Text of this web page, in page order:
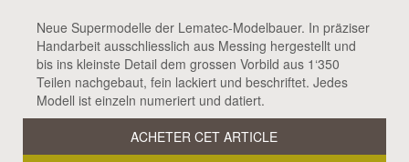
Neue Supermodelle der Lematec-Modelbauer. In präziser
Handarbeit ausschliesslich aus Messing hergestellt und
bis ins kleinste Detail dem grossen Vorbild aus 1‘350
Teilen nachgebaut, fein lackiert und beschriftet. Jedes
Modell ist einzeln numeriert und datiert.
ACHETER CET ARTICLE